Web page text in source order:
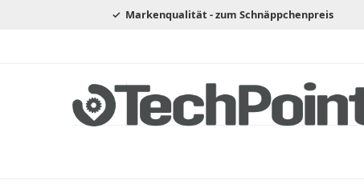
Markenqualität - zum Schnäppchenpreis